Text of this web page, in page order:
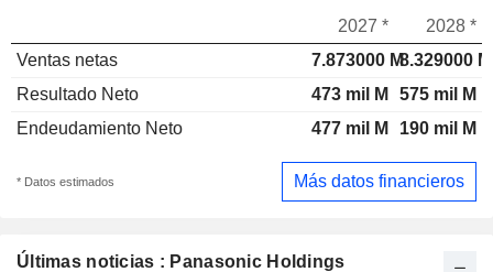
Últimas noticias : Panasonic Holdings
2027 *
2028 *
Ventas netas
7.873000 M8.329000 M
Resultado Neto
473 mil M
575 mil M
Endeudamiento Neto
477 mil M 190 mil M
* Datos estimados Más datos financieros